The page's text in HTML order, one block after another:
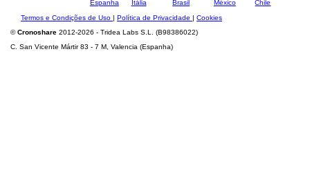
Termos e Condições de Uso | Política de Privacidade | Cookies
©Cronoshare 2012-2026 - Tridea Labs S.L. (B98386022)
C. San Vicente Mártir 83 - 7 M, Valencia (Espanha)